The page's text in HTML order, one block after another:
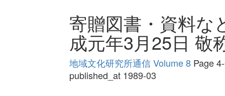
寄贈図書・資料な
成元年3月25日 敬
地域文化研究所通信 Volume 8Page
published_at 1989-03